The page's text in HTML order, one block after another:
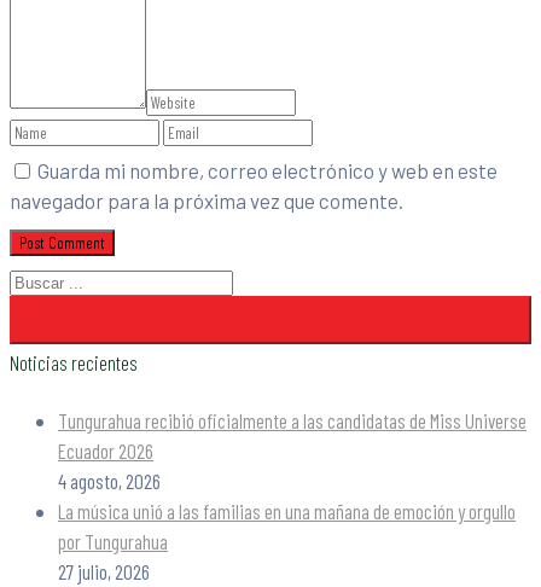
Guarda mi nombre, correo electrónico y web en este
navegador para la próxima vez que comente.
Noticias recientes
Tungurahua recibió oficialmente a las candidatas de Miss Universe
Ecuador 2026
4 agosto, 2026
La música unió a las familias en una mañana de emoción y orgullo
por Tungurahua
27 julio, 2026